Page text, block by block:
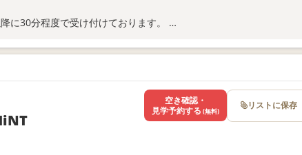
に30分程度で受け付けております。
空き確認・
見学予約する (無料) リストに保存